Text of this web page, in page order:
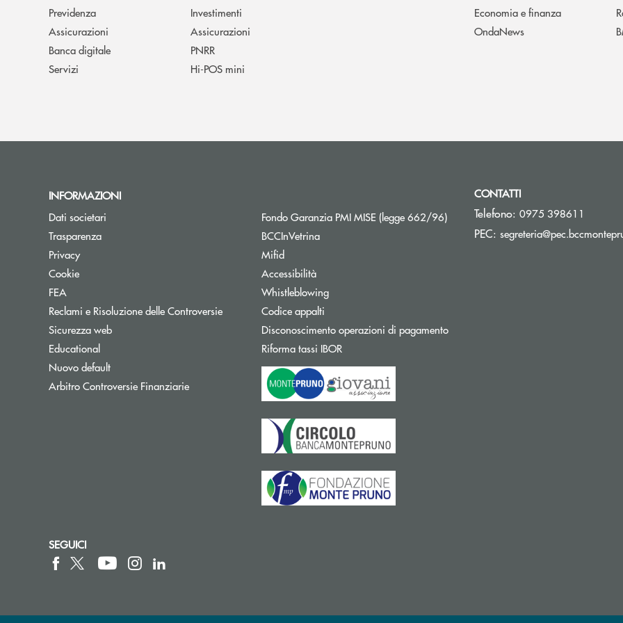
Previdenza
Assicurazioni
Banca digitale
Servizi
Investimenti
Assicurazioni
PNRR
Hi-POS mini
Economia e finanza
OndaNews
INFORMAZIONI
Dati societari
Trasparenza
Privacy
Cookie
FEA
Reclami e Risoluzione delle Controversie
Sicurezza web
Educational
Nuovo default
Arbitro Controversie FinanziarieApre una nuova finestra
Fondo Garanzia PMI MISE (legge 662/96)Apre una nuova finestra
BCCInVetrina
Mifid
Accessibilità
Whistleblowing
Codice appalti
Disconoscimento operazioni di pagamento
Riforma tassi IBORApre una nuova finestra
CONTATTI
Telefono: 0975 398611
PEC:
SEGUICI